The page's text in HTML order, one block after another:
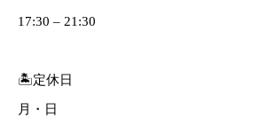
17:30 – 21:30
🏝定休日
月・日